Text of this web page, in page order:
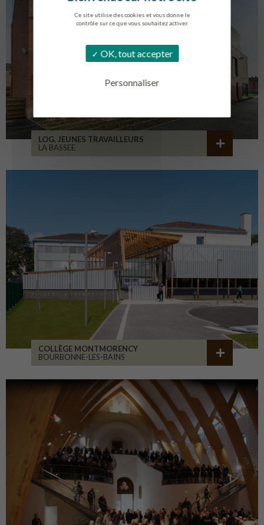
Ce site utilise des cookies et vous donne le
contrôle sur ce que vous souhaitez activer.
OK, tout accepter
Personnaliser
LOG. JEUNES TRAVAILLEURS
LA BASSEE
COLLÈGE MONTMORENCY
BOURBONNE-LES-BAINS